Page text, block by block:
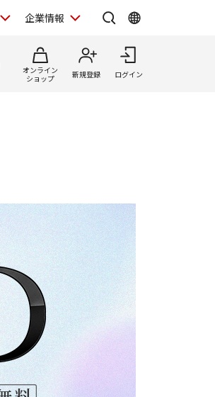
企業情報
オンライン
ショップ
新規登録 ログイン